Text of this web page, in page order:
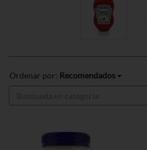
Ordenar por: Recomendados